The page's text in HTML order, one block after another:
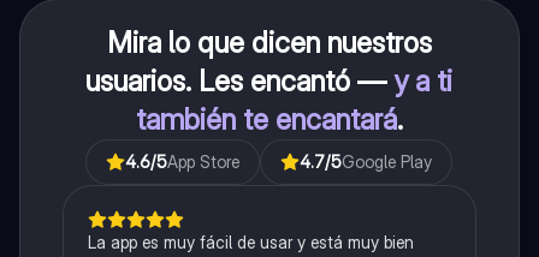
Mira lo que dicen nuestros
usuarios. Les encantó —y a ti
también te encantará.
4.6/5App Store 4.7/5Google Play
La app es muy fácil de usar y está muy bien